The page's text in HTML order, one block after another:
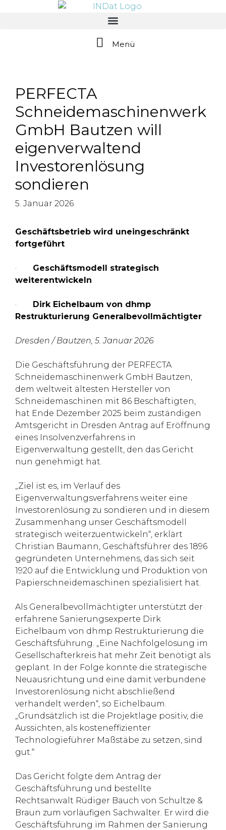
Menü
PERFECTA
Schneidemaschinenwerk
GmbH Bautzen will
eigenverwaltend
Investorenlösung
sondieren
5. Januar 2026
Geschäftsbetrieb wird uneingeschränkt
fortgeführt
· Geschäftsmodell strategisch
weiterentwickeln
· Dirk Eichelbaum von dhmp
Restrukturierung Generalbevollmächtigter
Dresden / Bautzen, 5. Januar 2026
Die Geschäftsführung der PERFECTA
Schneidemaschinenwerk GmbH Bautzen,
dem weltweit ältesten Hersteller von
Schneidemaschinen mit 86 Beschäftigten,
hat Ende Dezember 2025 beim zuständigen
Amtsgericht in Dresden Antrag auf Eröffnung
eines Insolvenzverfahrens in
Eigenverwaltung gestellt, den das Gericht
nun genehmigt hat.
„Ziel ist es, im Verlauf des
Eigenverwaltungsverfahrens weiter eine
Investorenlösung zu sondieren und in diesem
Zusammenhang unser Geschäftsmodell
strategisch weiterzuentwickeln“, erklärt
Christian Baumann, Geschäftsführer des 1896
gegründeten Unternehmens, das sich seit
1920 auf die Entwicklung und Produktion von
Papierschneidemaschinen spezialisiert hat.
Als Generalbevollmächtigter unterstützt der
erfahrene Sanierungsexperte Dirk
Eichelbaum von dhmp Restrukturierung die
Geschäftsführung. „Eine Nachfolgelösung im
Gesellschafterkreis hat mehr Zeit benötigt als
geplant. In der Folge konnte die strategische
Neuausrichtung und eine damit verbundene
Investorenlösung nicht abschließend
verhandelt werden“, so Eichelbaum.
„Grundsätzlich ist die Projektlage positiv, die
Aussichten, als kosteneffizienter
Technologieführer Maßstäbe zu setzen, sind
gut.“
Das Gericht folgte dem Antrag der
Geschäftsführung und bestellte
Rechtsanwalt Rüdiger Bauch von Schultze &
Braun zum vorläufigen Sachwalter. Er wird die
Geschäftsführung im Rahmen der Sanierung